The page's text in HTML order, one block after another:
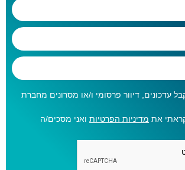
עדכונים, דיוור פרסומי ו/או מסרונים מחברת
את מדיניות הפרטיות ואני מסכים/ה